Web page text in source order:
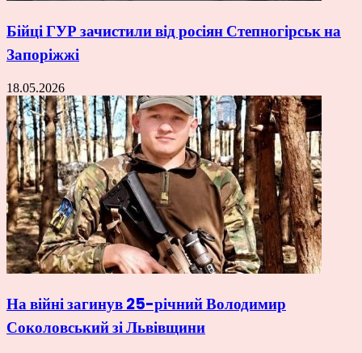
Бійці ГУР зачистили від росіян Степногірськ на
Запоріжжі
18.05.2026
На війні загинув 25-річний Володимир
Соколовський зі Львівщини